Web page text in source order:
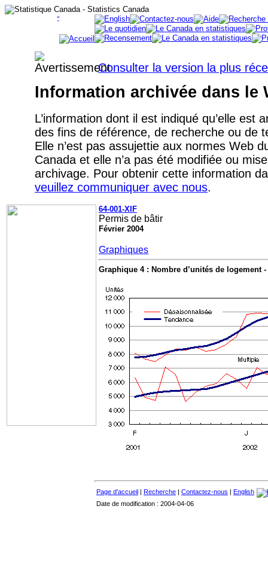
Consulter la version la plus
Information archivée dans le
L’information dont il est indiqué qu’elle est
des fins de référence, de recherche ou de
Elle n’est pas assujettie aux normes Web
Canada et elle n’a pas été modifiée ou
archivage. Pour obtenir cette information
veuillez communiquer avec nous.
64-001-XIF
Permis de bâtir
Février 2004
Graphiques
Graphique 4 : Nombre d’unités de logement
Page d'accueil | Recherche | Contactez-nous | English
Date de modification : 2004-04-06